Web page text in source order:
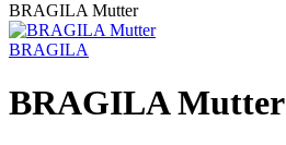
BRAGILA Mutter
BRAGILA
BRAGILA Mutter